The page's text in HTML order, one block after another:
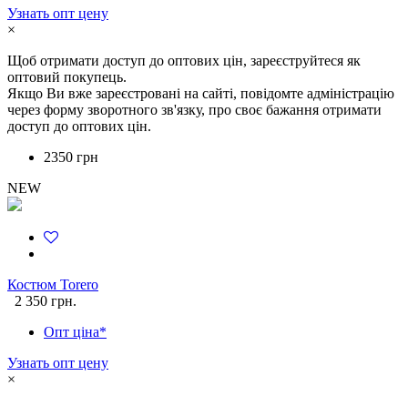
Узнать опт цену
×
Щоб отримати доступ до оптових цін, зареєструйтеся як
оптовий покупець.
Якщо Ви вже зареєстровані на сайті, повідомте адміністрацію
через форму зворотного зв'язку, про своє бажання отримати
доступ до оптових цін.
2350 грн
NEW
Костюм Torero
2 350 грн.
Опт ціна*
Узнать опт цену
×